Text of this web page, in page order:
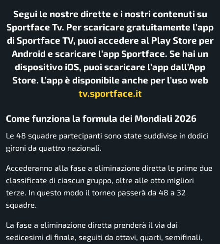
Segui le nostre dirette e i nostri contenuti su
Sportface Tv. Per scaricare gratuitamente l’app
di Sportface TV, puoi accedere al Play Store per
Android e scaricare l’app Sportface. Se hai un
dispositivo iOS, puoi scaricare l’app dall’App
Store. L’app è disponibile anche per l’uso web
tv.sportface.it
Come funziona la formula dei Mondiali 2026
Le 48 squadre partecipanti sono state suddivise in dodici
gironi da quattro nazionali.
Accederanno alla fase a eliminazione diretta le prime due
classificate di ciascun gruppo, oltre alle otto migliori
terze. In questo modo il torneo passerà da 48 a 32
squadre.
La fase a eliminazione diretta prenderà il via dai
sedicesimi di finale, seguiti da ottavi, quarti, semifinali,